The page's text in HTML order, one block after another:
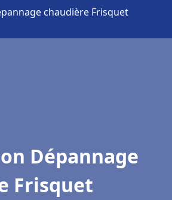
chaudière Frisquet
Dépannage
Frisquet